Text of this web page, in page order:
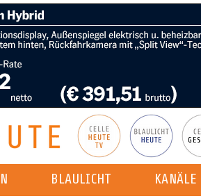
BLAULICHT KANÄLE